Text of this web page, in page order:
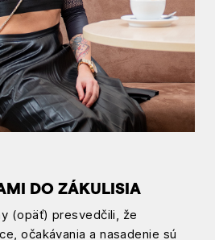
DO ZÁKULISIA
(opäť) presvedčili, že
očakávania a nasadenie sú